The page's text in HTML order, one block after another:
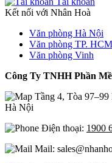
Kết nối với Nhân Hoà
Văn phòng Hà Nội
Văn phòng TP. HCM
Văn phòng Vinh
Công Ty TNHH Phần
Tầng 4, Tòa
Hà Nội
Điện thoại: 1900
Mail: